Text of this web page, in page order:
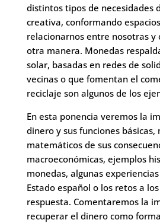
distintos tipos de necesidades
creativa, conformando
relacionarnos entre nosotras y
otra manera. Monedas
solar, basadas en redes de
vecinas o que fomentan el
reciclaje son algunos de los
En esta ponencia veremos la
dinero y sus funciones básicas,
matemáticos de sus
macroeconómicas, ejemplos
monedas, algunas
Estado español o los retos a
respuesta. Comentaremos la
recuperar el dinero como